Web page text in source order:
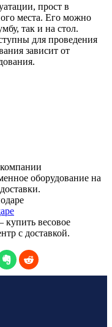
прост в
места. Его можно
так и на стол.
для проведения
зависит от
оборудование на
купить весовое
с доставкой.